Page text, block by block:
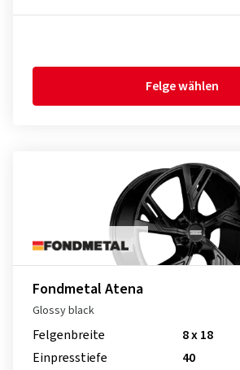
Felge wählen
Fondmetal Atena
Glossy black
Felgenbreite
8 x 18
Einpresstiefe
40